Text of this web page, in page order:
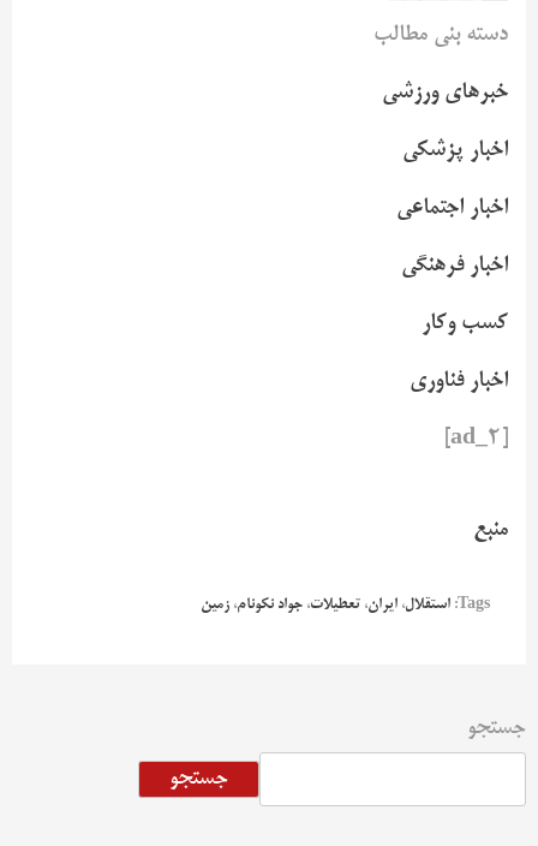
دسته بنی مطالب
خبرهای ورزشی
اخبار پزشکی
اخبار اجتماعی
اخبار فرهنگی
کسب وکار
اخبار فناوری
منبع
Tags: استقلال، ایران، تعطیلات، جواد نکونام، زمین
جستجو
جستجو